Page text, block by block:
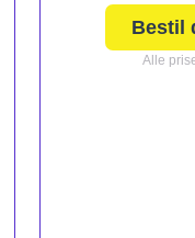
Bestil
Alle